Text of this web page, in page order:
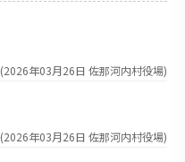
(2026年03月26日 佐那河内村役場)
(2026年03月26日 佐那河内村役場)